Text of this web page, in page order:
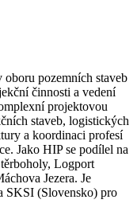
pozemních staveb
činnosti a vedení
projektovou
staveb, logistických
a koordinaci profesí
Jako HIP se podílel na
Logport
Jezera. Je
SKSI (Slovensko) pro